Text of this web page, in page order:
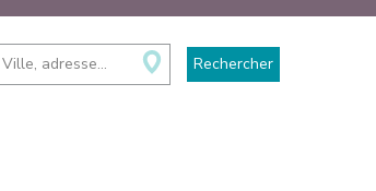
Ville, adresse... Rechercher